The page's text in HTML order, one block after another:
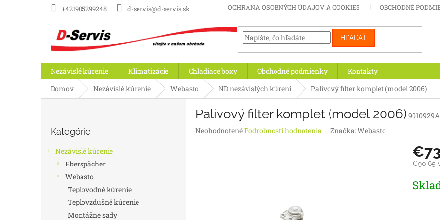
na
+421905299248 d-servis@d-servis.sk OCHRANA OSOBNÝCH ÚDAJOV A COOKIES OBCHODNÉ
HĽADAŤ
Nezávislé kúrenie Klimatizácie Chladiace boxy Obchodné podmienky
Kontakty
Domov
Nezávislé kúrenie Webasto ND nezávislých kúrení Palivový filter komplet (model 2006)
kategórie
Kategórie
Nezávislé kúrenie
Eberspächer
Webasto
Teplovodné kúrenie
Teplovzdušné kúrenie
Montážne sady
Palivový filter komplet (model 2006) 9010929A
Priemerné
NeohodnotenéPodrobnosti hodnotenia Značka:Webasto
€90,65
cena: